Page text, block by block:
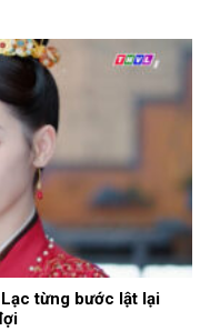
Lạc từng bước lật lại